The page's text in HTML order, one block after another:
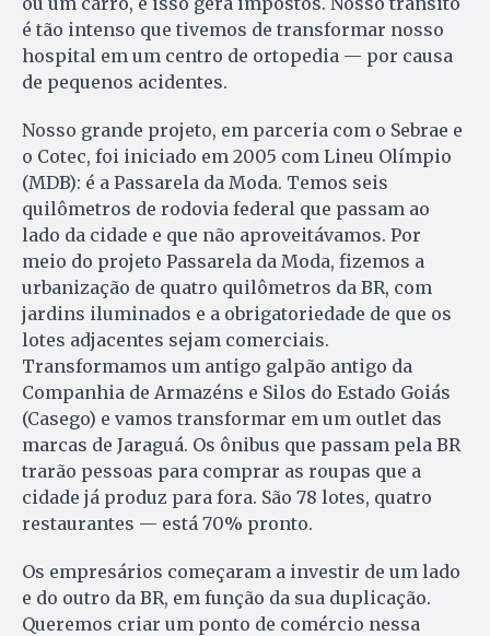
é tão intenso que tivemos de transformar nosso
hospital em um centro de ortopedia — por causa
de pequenos acidentes.
Nosso grande projeto, em parceria com o Sebrae e
o Cotec, foi iniciado em 2005 com Lineu Olímpio
(MDB): é a Passarela da Moda. Temos seis
quilômetros de rodovia federal que passam ao
lado da cidade e que não aproveitávamos. Por
meio do projeto Passarela da Moda, fizemos a
urbanização de quatro quilômetros da BR, com
jardins iluminados e a obrigatoriedade de que os
lotes adjacentes sejam comerciais.
Transformamos um antigo galpão antigo da
Companhia de Armazéns e Silos do Estado Goiás
(Casego) e vamos transformar em um outlet das
marcas de Jaraguá. Os ônibus que passam pela BR
trarão pessoas para comprar as roupas que a
cidade já produz para fora. São 78 lotes, quatro
restaurantes — está 70% pronto.
Os empresários começaram a investir de um lado
e do outro da BR, em função da sua duplicação.
Queremos criar um ponto de comércio nessa